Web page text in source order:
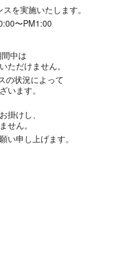
を実施いたします。
〜PM1:00
中は
ただけません。
の状況によって
います。
掛けし、
せん。
い申し上げます。